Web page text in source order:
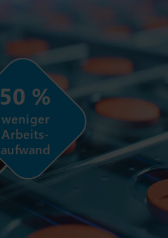
50 %
weniger
Arbeits-
aufwand